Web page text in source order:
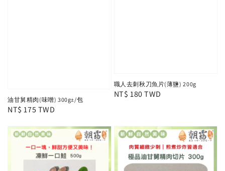
油甘舅精肉(味噌) 300g±/包
Regular
NT$ 175 TWD
職人去刺秋刀魚片(薄鹽) 200g
Regular
NT$ 180 TWD